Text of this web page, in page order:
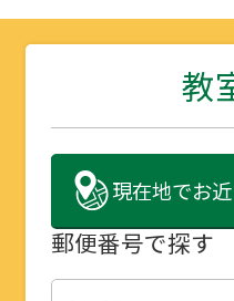
教
現在地でお
郵便番号で探す